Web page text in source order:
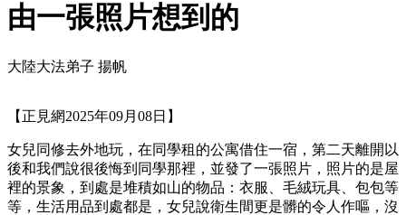
由一張照片想到的
大陸大法弟子 揚帆
【正見網2025年09月08日】
女兒同修去外地玩，在同學租的公寓借住一宿，第二天離開以
後和我們說很後悔到同學那裡，並發了一張照片，照片的是屋
裡的景象，到處是堆積如山的物品：衣服、毛絨玩具、包包等
等，生活用品到處都是，女兒說衛生間更是髒的令人作嘔，沒